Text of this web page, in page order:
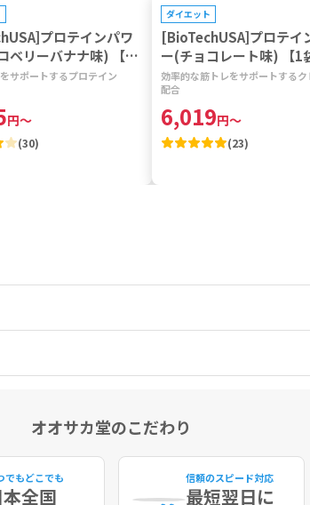
プロテインパワ
ベリーバナナ味) 【1
】
サポートするプロテイン
円～
(30)
ダイエット
[BioTechUSA]プロテイ
ー(チョコレート味) 【1
分】
効率的な筋トレをサポートする
配合
6,019円～
(23)
オオサカ堂のこだわり
でもどこでも
本全国
信頼のスピード対応
最短翌日に